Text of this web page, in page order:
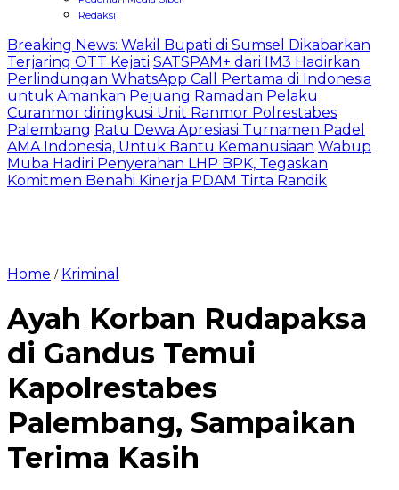
Redaksi
Breaking News: Wakil Bupati di Sumsel Dikabarkan
Terjaring OTT Kejati SATSPAM+ dari IM3 Hadirkan
Perlindungan WhatsApp Call Pertama di Indonesia
untuk Amankan Pejuang Ramadan Pelaku
Curanmor diringkusi Unit Ranmor Polrestabes
Palembang Ratu Dewa Apresiasi Turnamen Padel
AMA Indonesia, Untuk Bantu Kemanusiaan Wabup
Muba Hadiri Penyerahan LHP BPK, Tegaskan
Komitmen Benahi Kinerja PDAM Tirta Randik
Home / Kriminal
Ayah Korban Rudapaksa
di Gandus Temui
Kapolrestabes
Palembang, Sampaikan
Terima Kasih